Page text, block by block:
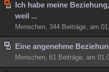
Ich habe meine
weil ...
Menschen, 344 Beiträge, am
Eine angenehme
Menschen, 61 Beiträge, am